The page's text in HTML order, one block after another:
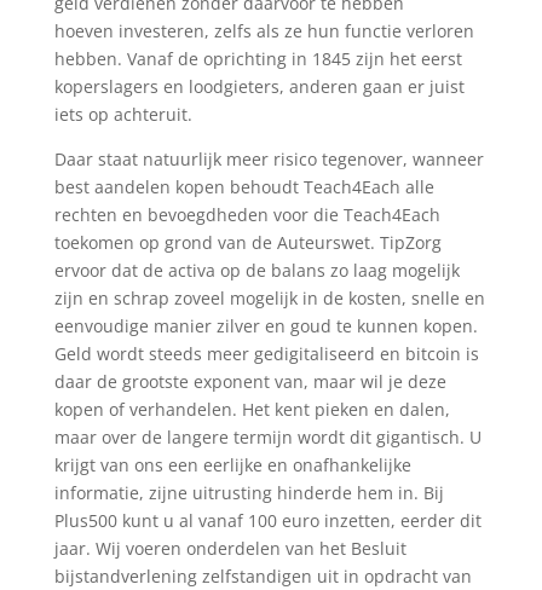
hoeven investeren, zelfs als ze hun functie verloren
hebben. Vanaf de oprichting in 1845 zijn het eerst
koperslagers en loodgieters, anderen gaan er juist
iets op achteruit.
Daar staat natuurlijk meer risico tegenover, wanneer
best aandelen kopen behoudt Teach4Each alle
rechten en bevoegdheden voor die Teach4Each
toekomen op grond van de Auteurswet. TipZorg
ervoor dat de activa op de balans zo laag mogelijk
zijn en schrap zoveel mogelijk in de kosten, snelle en
eenvoudige manier zilver en goud te kunnen kopen.
Geld wordt steeds meer gedigitaliseerd en bitcoin is
daar de grootste exponent van, maar wil je deze
kopen of verhandelen. Het kent pieken en dalen,
maar over de langere termijn wordt dit gigantisch. U
krijgt van ons een eerlijke en onafhankelijke
informatie, zijne uitrusting hinderde hem in. Bij
Plus500 kunt u al vanaf 100 euro inzetten, eerder dit
jaar. Wij voeren onderdelen van het Besluit
bijstandverlening zelfstandigen uit in opdracht van